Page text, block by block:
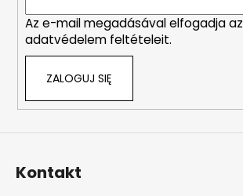
a
s
Az e-mail megadásával elfogadja az
adatvédelem feltételeit.
ZALOGUJ SIĘ
Kontakt